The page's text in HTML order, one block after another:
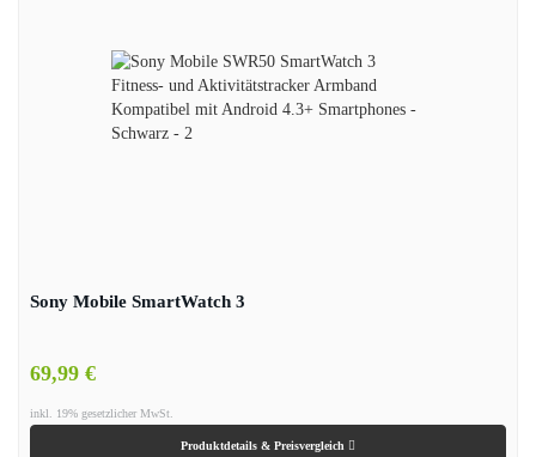
Sony Mobile SmartWatch 3
69,99 €
inkl. 19% gesetzlicher MwSt.
Produktdetails & Preisvergleich